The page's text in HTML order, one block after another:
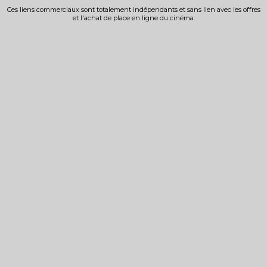
Ces liens commerciaux sont totalement indépendants et sans lien avec les offres
et l'achat de place en ligne du cinéma.